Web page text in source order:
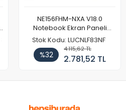
NE156FHM-NXA V18.0
Notebook Ekran Paneli
144Hz
Stok Kodu: LUCNLF83NF
%32
4.115,62 TL
2.781,52 TL